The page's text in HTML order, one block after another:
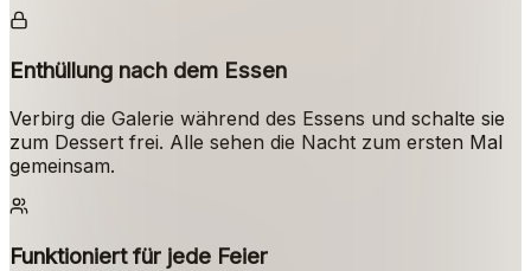
Enthüllung nach dem Essen
Verbirg die Galerie während des Essens und schalte sie
zum Dessert frei. Alle sehen die Nacht zum ersten Mal
gemeinsam.
Funktioniert für jede Feier